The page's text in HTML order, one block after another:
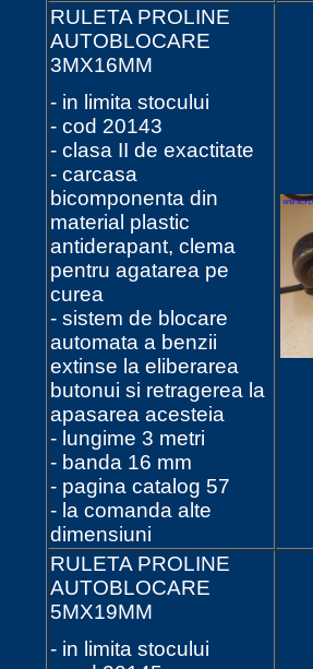
RULETA PROLINE
AUTOBLOCARE
3MX16MM
- in limita stocului
- cod 20143
- clasa II de exactitate
- carcasa
bicomponenta din
material plastic
antiderapant, clema
pentru agatarea pe
curea
- sistem de blocare
automata a benzii
extinse la eliberarea
butonui si retragerea la
apasarea acesteia
- lungime 3 metri
- banda 16 mm
- pagina catalog 57
- la comanda alte
dimensiuni
RULETA PROLINE
AUTOBLOCARE
5MX19MM
- in limita stocului